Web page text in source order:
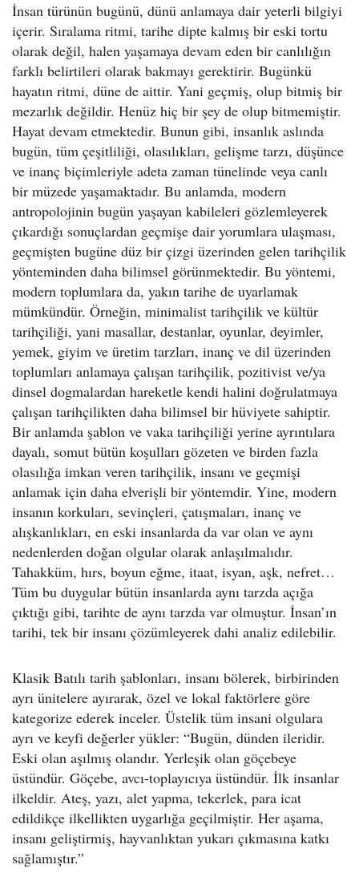
İnsan türünün bugünü, dünü anlamaya dair yeterli bilgiyi
içerir. Sıralama ritmi, tarihe dipte kalmış bir eski tortu
olarak değil, halen yaşamaya devam eden bir canlılığın
farklı belirtileri olarak bakmayı gerektirir. Bugünkü
hayatın ritmi, düne de aittir. Yani geçmiş, olup bitmiş bir
mezarlık değildir. Henüz hiç bir şey de olup bitmemiştir.
Hayat devam etmektedir. Bunun gibi, insanlık aslında
bugün, tüm çeşitliliği, olasılıkları, gelişme tarzı, düşünce
ve inanç biçimleriyle adeta zaman tünelinde veya canlı
bir müzede yaşamaktadır. Bu anlamda, modern
antropolojinin bugün yaşayan kabileleri gözlemleyerek
çıkardığı sonuçlardan geçmişe dair yorumlara ulaşması,
geçmişten bugüne düz bir çizgi üzerinden gelen tarihçilik
yönteminden daha bilimsel görünmektedir. Bu yöntemi,
modern toplumlara da, yakın tarihe de uyarlamak
mümkündür. Örneğin, minimalist tarihçilik ve kültür
tarihçiliği, yani masallar, destanlar, oyunlar, deyimler,
yemek, giyim ve üretim tarzları, inanç ve dil üzerinden
toplumları anlamaya çalışan tarihçilik, pozitivist ve/ya
dinsel dogmalardan hareketle kendi halini doğrulatmaya
çalışan tarihçilikten daha bilimsel bir hüviyete sahiptir.
Bir anlamda şablon ve vaka tarihçiliği yerine ayrıntılara
dayalı, somut bütün koşulları gözeten ve birden fazla
olasılığa imkan veren tarihçilik, insanı ve geçmişi
anlamak için daha elverişli bir yöntemdir. Yine, modern
insanın korkuları, sevinçleri, çatışmaları, inanç ve
alışkanlıkları, en eski insanlarda da var olan ve aynı
nedenlerden doğan olgular olarak anlaşılmalıdır.
Tahakküm, hırs, boyun eğme, itaat, isyan, aşk, nefret…
Tüm bu duygular bütün insanlarda aynı tarzda açığa
çıktığı gibi, tarihte de aynı tarzda var olmuştur. İnsan’ın
tarihi, tek bir insanı çözümleyerek dahi analiz edilebilir.
Klasik Batılı tarih şablonları, insanı bölerek, birbirinden
ayrı ünitelere ayırarak, özel ve lokal faktörlere göre
kategorize ederek inceler. Üstelik tüm insani olgulara
ayrı ve keyfi değerler yükler: “Bugün, dünden ileridir.
Eski olan aşılmış olandır. Yerleşik olan göçebeye
üstündür. Göçebe, avcı-toplayıcıya üstündür. İlk insanlar
ilkeldir. Ateş, yazı, alet yapma, tekerlek, para icat
edildikçe ilkellikten uygarlığa geçilmiştir. Her aşama,
insanı geliştirmiş, hayvanlıktan yukarı çıkmasına katkı
sağlamıştır.”